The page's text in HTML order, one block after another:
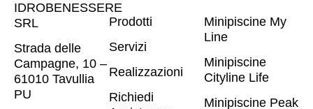
IDROBENESSERE
SRL
Strada delle
Campagne, 10 –
61010 Tavullia
PU
Prodotti
Servizi
Realizzazioni
Richiedi
Minipiscine My
Line
Minipiscine
Cityline Life
Minipiscine Peak